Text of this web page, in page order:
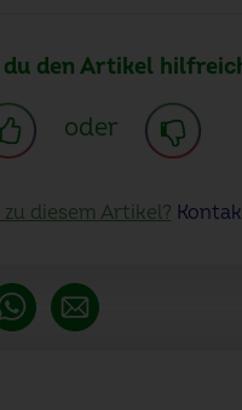
du den Artikel
oder
diesem Artikel?